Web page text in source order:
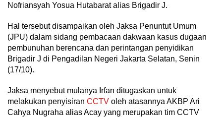
Nofriansyah Yosua Hutabarat alias Brigadir J.
Hal tersebut disampaikan oleh Jaksa Penuntut Umum
(JPU) dalam sidang pembacaan dakwaan kasus dugaan
pembunuhan berencana dan perintangan penyidikan
Brigadir J di Pengadilan Negeri Jakarta Selatan, Senin
(17/10).
Jaksa menyebut mulanya Irfan ditugaskan untuk
melakukan penyisiran CCTV oleh atasannya AKBP Ari
Cahya Nugraha alias Acay yang merupakan tim CCTV